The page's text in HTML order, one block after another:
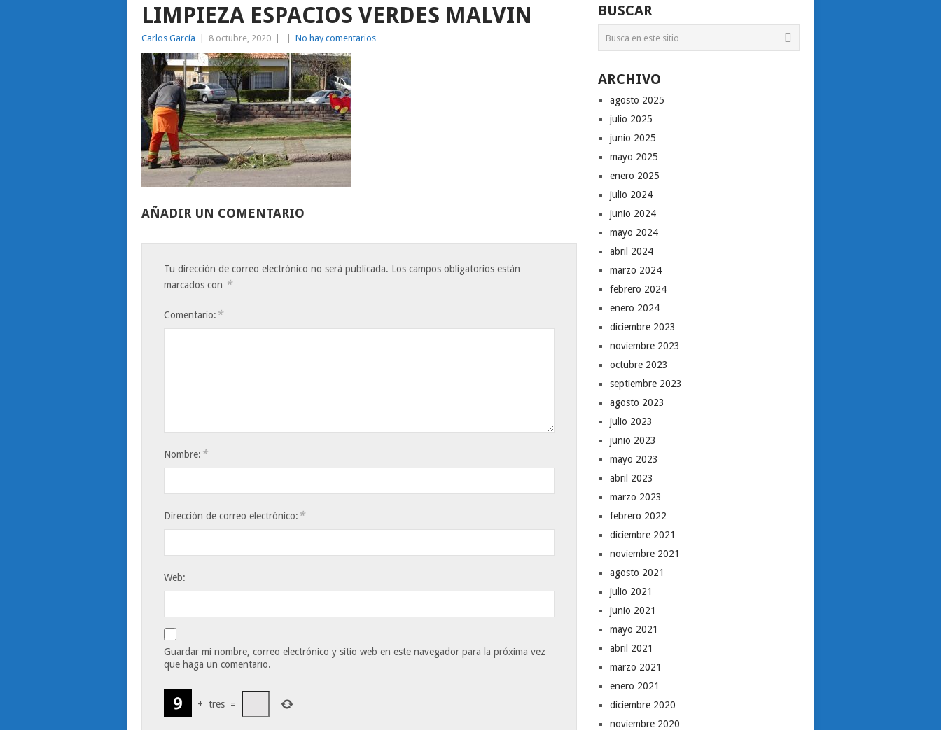
LIMPIEZA ESPACIOS VERDES MALVIN
Carlos García 8 octubre, 2020 No hay comentarios
AÑADIR UN COMENTARIO
Tu dirección de correo electrónico no será publicada. Los campos obligatorios están
marcados con *
Comentario: *
Nombre: *
Dirección de correo electrónico: *
Web:
Guardar mi nombre, correo electrónico y sitio web en este navegador para la próxima vez
que haga un comentario.
+ tres =
BUSCAR
ARCHIVO
agosto 2025
julio 2025
junio 2025
mayo 2025
enero 2025
julio 2024
junio 2024
mayo 2024
abril 2024
marzo 2024
febrero 2024
enero 2024
diciembre 2023
noviembre 2023
octubre 2023
septiembre 2023
agosto 2023
julio 2023
junio 2023
mayo 2023
abril 2023
marzo 2023
febrero 2022
diciembre 2021
noviembre 2021
agosto 2021
julio 2021
junio 2021
mayo 2021
abril 2021
marzo 2021
enero 2021
diciembre 2020
noviembre 2020